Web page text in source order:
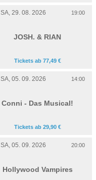
SA, 29. 08. 2026 19:00
JOSH. & RIAN
Tickets ab 77,49 €
SA, 05. 09. 2026 14:00
Conni - Das Musical!
Tickets ab 29,90 €
SA, 05. 09. 2026 20:00
Hollywood Vampires